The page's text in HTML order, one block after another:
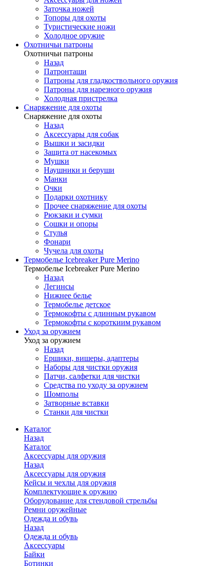
Заточка ножей
Топоры для охоты
Туристические ножи
Холодное оружие
Охотничьи патроны
Охотничьи патроны
Назад
Патронташи
Патроны для гладкоствольного оружия
Патроны для нарезного оружия
Холодная пристрелка
Снаряжение для охоты
Снаряжение для охоты
Назад
Аксессуары для собак
Вышки и засидки
Защита от насекомых
Мушки
Наушники и беруши
Манки
Очки
Подарки охотнику
Прочее снаряжение для охоты
Рюкзаки и сумки
Сошки и опоры
Стулья
Фонари
Чучела для охоты
Термобелье Icebreaker Pure Merino
Термобелье Icebreaker Pure Merino
Назад
Легинсы
Нижнее белье
Термобелье детское
Термокофты с длинным рукавом
Термокофты с короткиим рукавом
Уход за оружием
Уход за оружием
Назад
Ершики, вишеры, адаптеры
Наборы для чистки оружия
Патчи, салфетки для чистки
Средства по уходу за оружием
Шомполы
Затворные вставки
Станки для чистки
Каталог
Назад
Каталог
Аксессуары для оружия
Назад
Аксессуары для оружия
Кейсы и чехлы для оружия
Комплектующие к оружию
Оборудование для стендовой стрельбы
Ремни оружейные
Одежда и обувь
Назад
Одежда и обувь
Аксессуары
Байки
Ботинки